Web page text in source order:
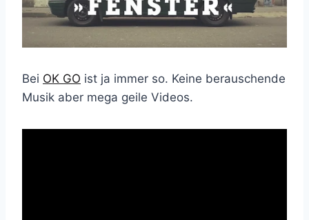
Bei OK GO ist ja immer so. Keine berauschende
Musik aber mega geile Videos.